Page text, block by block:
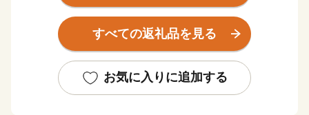
河内長野市は大阪府の南東、面積の7割は森林という
「自然豊かなまち」です。 市の玄関口「河内長野駅」
へは南海高野線なんば駅から電車で約30分。市街地から
キャンプに最適。標高897メートルの岩湧山山頂は、秋
になるとススキの宝庫に。 市内には多くの文化財が現
すべての返礼品を見る
お気に入りに追加する